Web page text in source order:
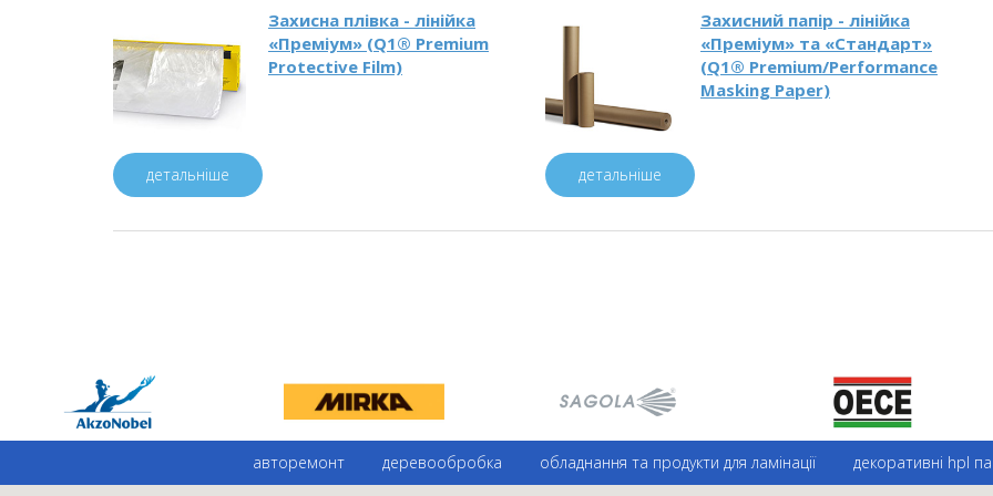
Захисна плівка - лінійка
«Преміум» (Q1® Premium
Protective Film)
детальніше
Захисний папір - лінійка
«Преміум» та «Стандарт»
(Q1® Premium/Performance
Masking Paper)
детальніше
авторемонт деревообробка обладнання та продукти для ламінації декоративні hpl